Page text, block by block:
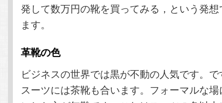
発して数万円の靴を買ってみる，という発
ます。
革靴の色
ビジネスの世界では黒が不動の人気です。
スーツには茶靴も合います。フォーマルな